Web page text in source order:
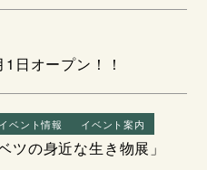
日オープン！！
イベント情報 イベント案内
ツの身近な生き物展」